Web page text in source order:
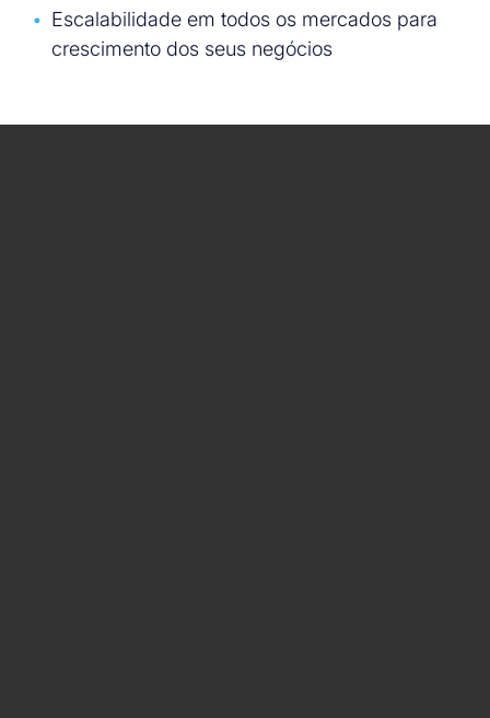
Escalabilidade em todos os mercados para
crescimento dos seus negócios